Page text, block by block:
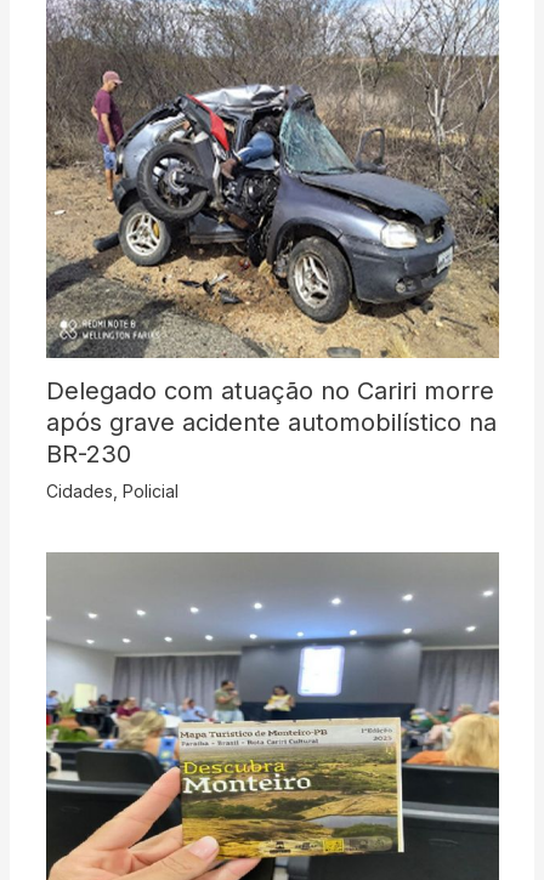
Delegado com atuação no Cariri morre
após grave acidente automobilístico na
BR-230
Cidades Policial